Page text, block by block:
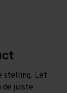
stelling. Let
de juiste